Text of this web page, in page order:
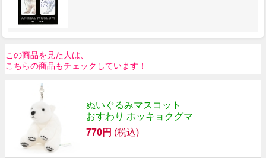
この商品を見た人は、
こちらの商品もチェックしています！
ぬいぐるみマスコット
おすわり ホッキョクグマ
770円 (税込)